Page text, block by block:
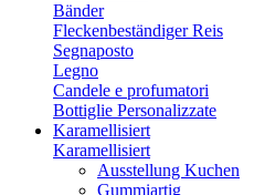
Bänder
Fleckenbeständiger Reis
Segnaposto
Legno
Candele e profumatori
Bottiglie Personalizzate
Karamellisiert
Karamellisiert
Ausstellung Kuchen
Gummiartig